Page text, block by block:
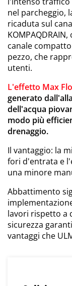
nel parcheggio,
ricaduta sul
KOMPAQDRAIN,
canale
pezzo, che
utenti.
L'effetto Max
generato
dell'acqua
modo più
drenaggio.
Il vantaggio: la
fori d'entrata e
una minore
Abbattimento
lavori rispetto a
sicurezza
vantaggi che